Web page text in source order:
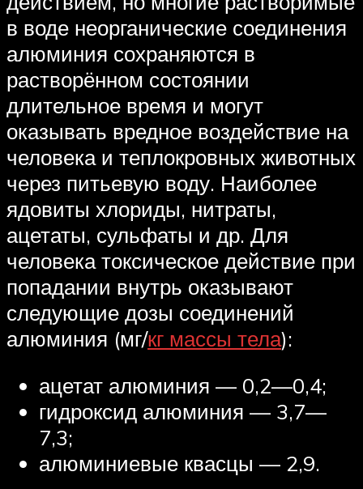
в воде неорганические соединения
алюминия сохраняются в
растворённом состоянии
длительное время и могут
оказывать вредное воздействие на
человека и теплокровных животных
через питьевую воду. Наиболее
ядовиты хлориды, нитраты,
ацетаты, сульфаты и др. Для
человека токсическое действие при
попадании внутрь оказывают
следующие дозы соединений
алюминия (мг/кг массы тела):
ацетат алюминия — 0,2—0,4;
гидроксид алюминия — 3,7—
7,3;
алюминиевые квасцы — 2,9.